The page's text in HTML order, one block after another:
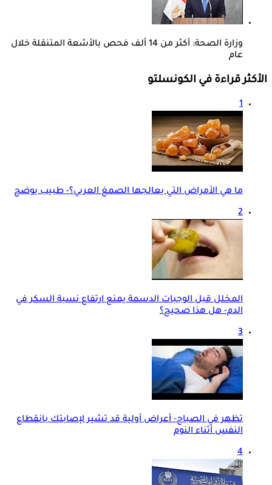
وزارة الصحة: أكثر من 14 ألف فحص بالأشعة المتنقلة خلال
عام
الأكثر قراءة في الكونسلتو
1
ما هي الأمراض التي يعالجها الصمغ العربي؟- طبيب يوضح
2
المخلل قبل الوجبات الدسمة يمنع ارتفاع نسبة السكر في
الدم- هل هذا صحيح؟
3
تظهر في الصباح- أعراض أولية قد تشير لإصابتك بانقطاع
النفس أثناء النوم
4